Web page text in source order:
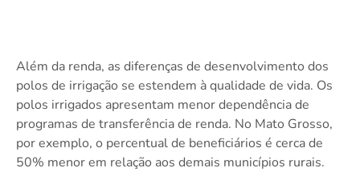
Além da renda, as diferenças de desenvolvimento dos
polos de irrigação se estendem à qualidade de vida. Os
polos irrigados apresentam menor dependência de
programas de transferência de renda. No Mato Grosso,
por exemplo, o percentual de beneficiários é cerca de
50% menor em relação aos demais municípios rurais.